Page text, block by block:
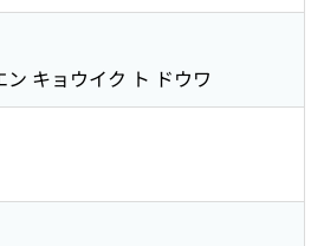
キョウイク ト ドウワ